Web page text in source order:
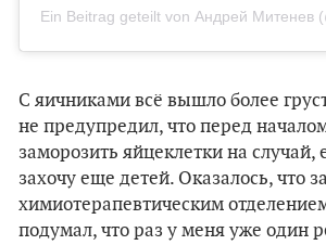
Ein Beitrag geteilt von Андрей Митенев
С яичниками всё вышло более
не предупредил, что перед
заморозить яйцеклетки на
захочу еще детей. Оказалось, что
химиотерапевтическим
подумал, что раз у меня уже один